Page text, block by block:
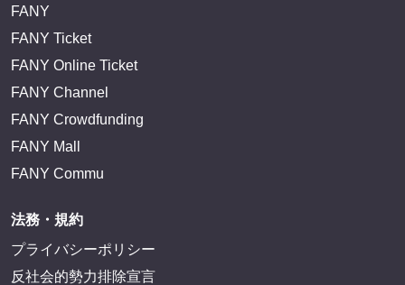
FANY
FANY Ticket
FANY Online Ticket
FANY Channel
FANY Crowdfunding
FANY Mall
FANY Commu
法務・規約
プライバシーポリシー
反社会的勢力排除宣言